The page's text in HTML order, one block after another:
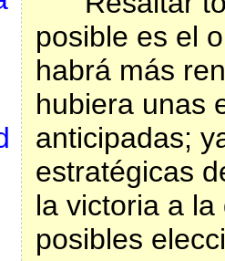
posible es el
habrá más
hubiera unas
anticipadas;
estratégicas
la victoria a
posibles